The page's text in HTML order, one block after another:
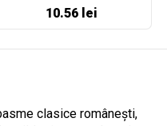
10.56 lei
clasice românești,